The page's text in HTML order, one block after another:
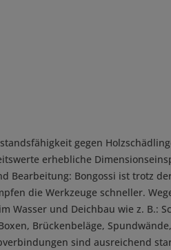
gegen
erhebliche
Bearbeitung: Bongossi ist trotz
die Werkzeuge schneller.
Wasser und Deichbau wie z. B.:
Brückenbeläge,
sind ausreichend